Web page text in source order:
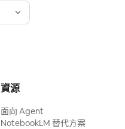
資源
面向 Agent
NotebookLM 替代方案